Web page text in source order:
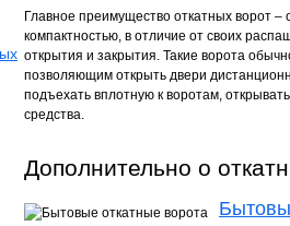
Главное преимущество откатных ворот
компактностью, в отличие от своих
открытия и закрытия. Такие ворота
позволяющим открыть двери
подъехать вплотную к воротам,
средства.
Дополнительно о